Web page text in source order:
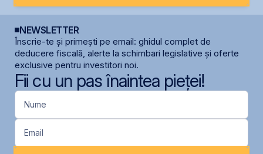
NEWSLETTER
Înscrie-te și primești pe email: ghidul complet de
deducere fiscală, alerte la schimbari legislative și oferte
exclusive pentru investitori noi.
Fii cu un pas înaintea pieței!
Nume
Email